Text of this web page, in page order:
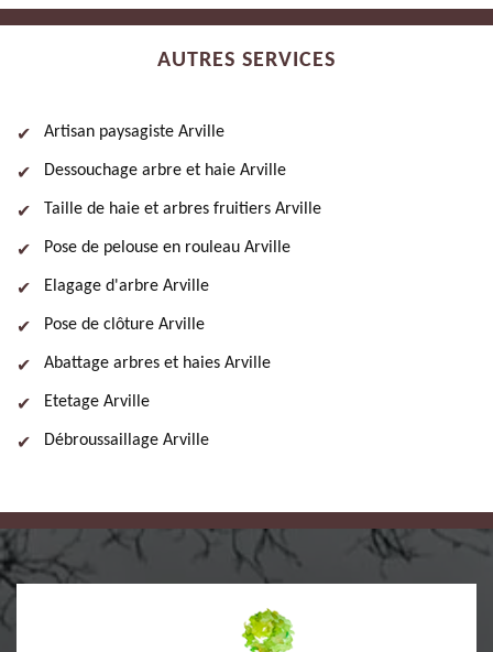
AUTRES SERVICES
Artisan paysagiste Arville
Dessouchage arbre et haie Arville
Taille de haie et arbres fruitiers Arville
Pose de pelouse en rouleau Arville
Elagage d'arbre Arville
Pose de clôture Arville
Abattage arbres et haies Arville
Etetage Arville
Débroussaillage Arville